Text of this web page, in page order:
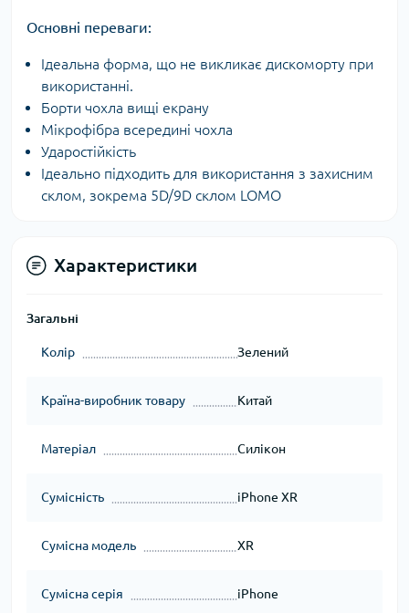
Основні переваги:
Ідеальна форма, що не викликає дискоморту при
використанні.
Борти чохла вищі екрану
Мікрофібра всередині чохла
Ударостійкість
Ідеально підходить для використання з захисним
склом, зокрема 5D/9D склом LOMO
Характеристики
Загальні
Колір Зелений
Країна-виробник товару Китай
Матеріал Силікон
Сумісність iPhone XR
Сумісна модель XR
Сумісна серія iPhone